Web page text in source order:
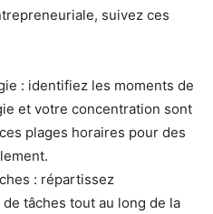
suivez ces
: identifiez les moments de
et votre concentration sont
plages horaires pour des
: répartissez
tâches tout au long de la